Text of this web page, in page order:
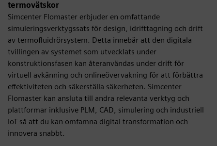
termovätskor
Simcenter Flomaster erbjuder en omfattande
simuleringsverktygssats för design, idrifttagning och drift
av termofluidrörsystem. Detta innebär att den digitala
tvillingen av systemet som utvecklats under
konstruktionsfasen kan återanvändas under drift för
virtuell avkänning och onlineövervakning för att förbättra
effektiviteten och säkerställa säkerheten. Simcenter
Flomaster kan ansluta till andra relevanta verktyg och
plattformar inklusive PLM, CAD, simulering och industriell
IoT så att du kan omfamna digital transformation och
innovera snabbt.